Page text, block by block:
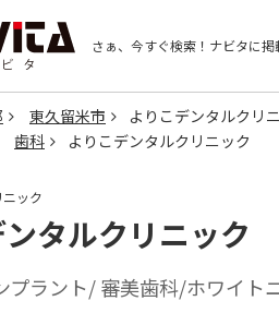
さぁ、今すぐ検索！ ナビタに掲
東久留米市
よりこデンタルクリ
歯科 よりこデンタルクリニック
ック
タルクリニック
プラント/ 審美歯科/ホワイト